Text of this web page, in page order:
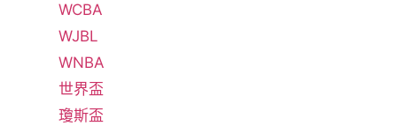
WCBA
WJBL
WNBA
世界盃
瓊斯盃